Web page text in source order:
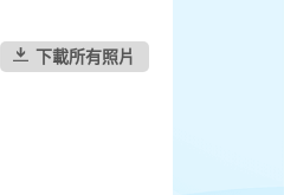
下載所有照片